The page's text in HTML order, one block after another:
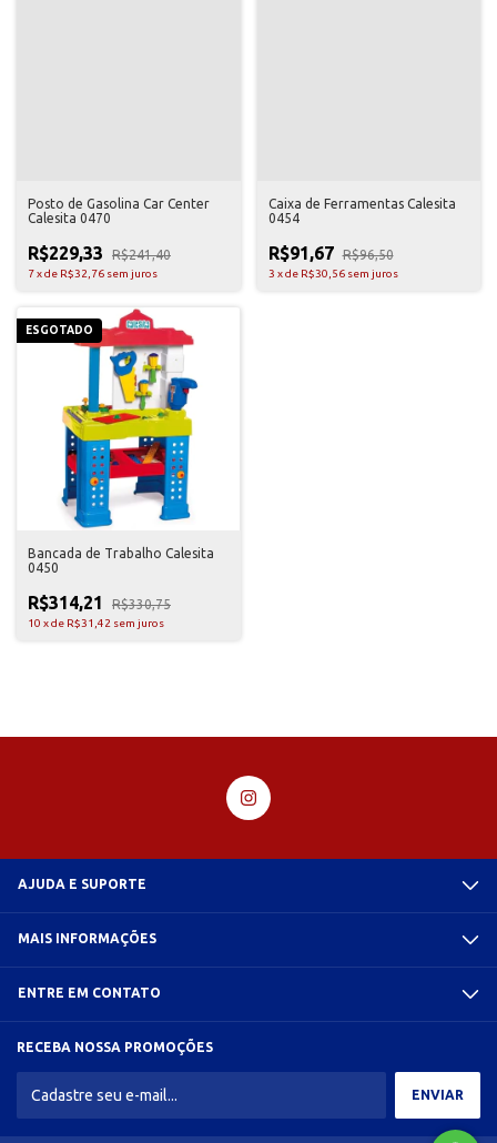
Posto de Gasolina Car Center
Calesita 0470
R$229,33 R$241,40
7xde R$32,76 sem juros
Caixa de Ferramentas Calesita
0454
R$91,67 R$96,50
3 xde R$30,56 sem juros
ESGOTADO
Bancada de Trabalho Calesita
0450
R$314,21 R$330,75
10 xde R$31,42 sem juros
AJUDA E SUPORTE
MAIS INFORMAÇÕES
ENTRE EM CONTATO
RECEBA NOSSA PROMOÇÕES